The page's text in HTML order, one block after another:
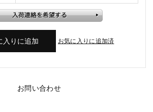
お気に入りに追加済
お問い合わせ